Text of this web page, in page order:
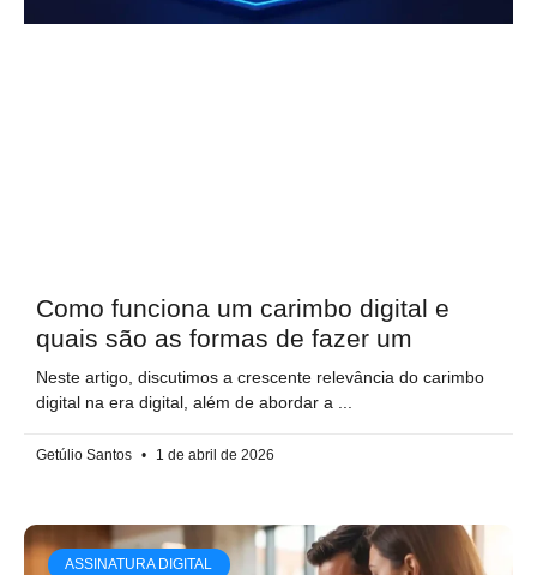
Como funciona um carimbo digital e
quais são as formas de fazer um
Neste artigo, discutimos a crescente relevância do carimbo
digital na era digital, além de abordar a
Getúlio Santos 1 de abril de 2026
ASSINATURA DIGITAL